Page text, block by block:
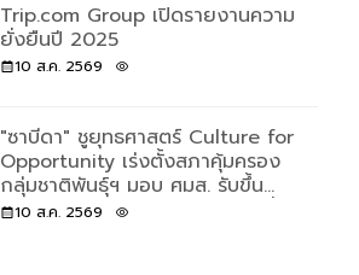
Trip.com Group เปิดรายงานความ
ยั่งยืนปี 2025
10 ส.ค. 2569
"ซาบีดา" ชูยุทธศาสตร์ Culture for
Opportunity เร่งตั้งสภาคุ้มครอง
กลุ่มชาติพันธุ์ฯ มอบ ศมส. รับขึ้น
ทะเบียนกลุ่มชาติพันธุ์ถึง 27 ส.ค.นี้
10 ส.ค. 2569